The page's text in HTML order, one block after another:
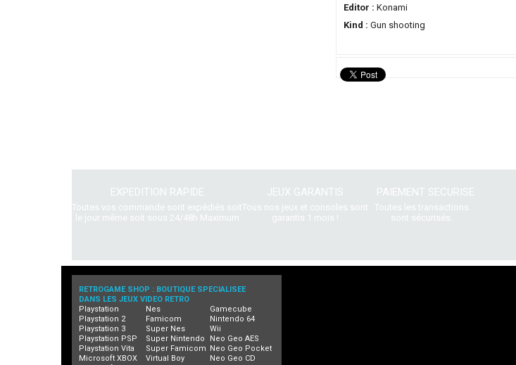
Editor : Konami
Kind : Gun shooting
EXPEDITION RAPIDE
Toutes vos commande sont expédiés soit
le jour même soit sous 24/48h Maximum
JEUX GARANTIS
Tous nos jeux et consoles sont
garantis 1 mois !
PAIEMENT SECURISE
Toutes les transactions
sont sécurisés.
RETROGAME SHOP : BOUTIQUE SPECIALISEE
DANS LES JEUX VIDEO RETRO
Playstation
Playstation 2
Playstation 3
Playstation PSP
Playstation Vita
Microsoft XBOX
Nes
Famicom
Super Nes
Super Nintendo
Super Famicom
Virtual Boy
Gamecube
Nintendo 64
Wii
Neo Geo AES
Neo Geo Pocket
Neo Geo CD